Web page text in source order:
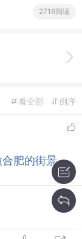
2716阅读
倒序
看全部
肥的街景